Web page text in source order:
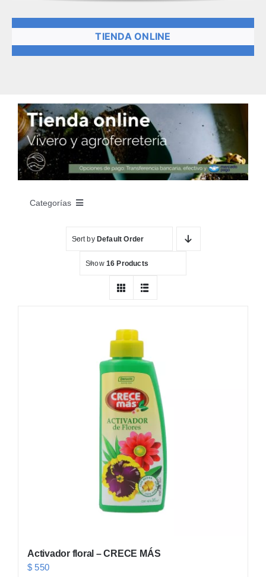
TIENDA ONLINE
Categorías
Sort by Default Order
Show 16 Products
Activador floral – CRECE MÁS
$ 550